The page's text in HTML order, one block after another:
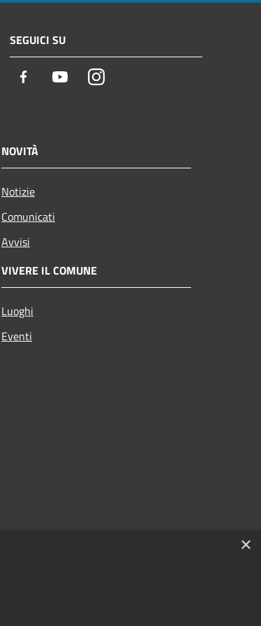
SEGUICI SU
Facebook YoutubeInstagram
NOVITÀ
Notizie
Comunicati
Avvisi
VIVERE IL COMUNE
Luoghi
Eventi
×